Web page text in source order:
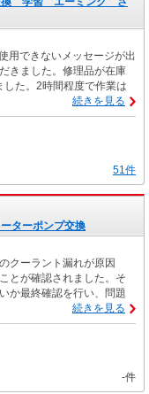
用できないメッセージが出
きました。修理品が在庫
した。2時間程度で作業は
続きを見る
51件
ターポンプ交換
クーラント漏れが原因
とが確認されました。そ
か最終確認を行い、問題
続きを見る
-件